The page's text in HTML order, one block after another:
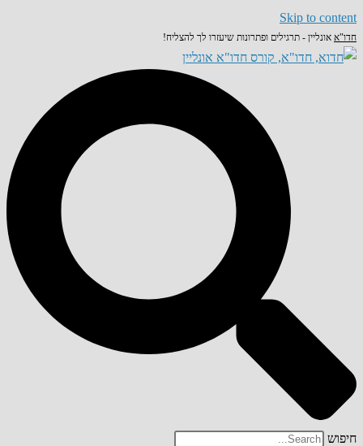
Skip to content
חדו"א אונליין - תרגילים ופתרונות שיעזרו לך להצליח!
חיפוש